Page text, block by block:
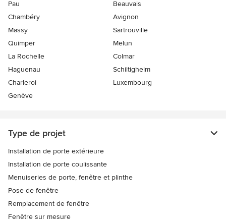
Pau
Beauvais
Chambéry
Avignon
Massy
Sartrouville
Quimper
Melun
La Rochelle
Colmar
Haguenau
Schiltigheim
Charleroi
Luxembourg
Genève
Type de projet
Installation de porte extérieure
Installation de porte coulissante
Menuiseries de porte, fenêtre et plinthe
Pose de fenêtre
Remplacement de fenêtre
Fenêtre sur mesure